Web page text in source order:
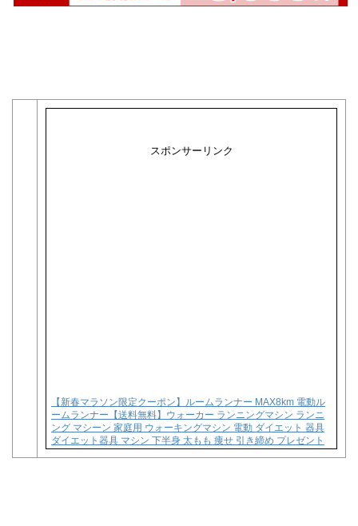
スポンサーリンク
【新春マラソン限定クーポン】ルームランナー MAX8km 電動ル
ームランナー【送料無料】ウォーカー ランニングマシン ランニ
ング マシーン 家庭用 ウォーキングマシン 電動 ダイエット 器具
ダイエット器具 マシン 下半身 太もも 痩せ 引き締め プレゼント